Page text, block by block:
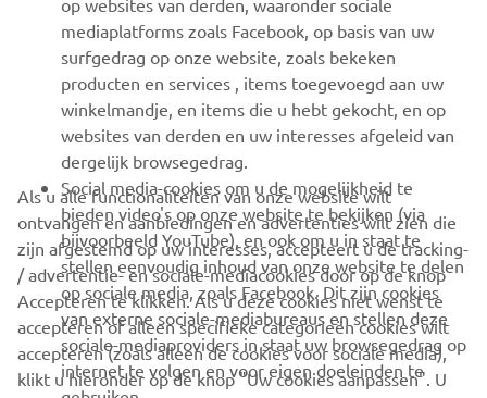
ONDERSTEUNING
NIEUWSBRIEF
Wees de eerste die meer te weten komt over de nieuwste deals,
speciale evenementen, nieuwe producten en nog veel meer
ABONNEREN
Lees ons privacybeleid om te leren hoe we uw persoonlijke
gegevens verwerken:Privacyverklaring
op websites van derden, waaronder sociale
mediaplatforms zoals Facebook, op basis van uw
surfgedrag op onze website, zoals bekeken
producten en services , items toegevoegd aan uw
winkelmandje, en items die u hebt gekocht, en op
websites van derden en uw interesses afgeleid van
dergelijk browsegedrag.
Social media-cookies om u de mogelijkheid te
bieden video's op onze website te bekijken (via
bijvoorbeeld YouTube), en ook om u in staat te
stellen eenvoudig inhoud van onze website te delen
op sociale media, zoals Facebook. Dit zijn cookies
van externe sociale-mediabureaus en stellen deze
sociale-mediaproviders in staat uw browsegedrag op
internet te volgen en voor eigen doeleinden te
Als u alle functionaliteiten van onze website wilt
ontvangen en aanbiedingen en advertenties wilt zien die
zijn afgestemd op uw interesses, accepteert u de tracking-
/ advertentie- en sociale-mediacookies door op de knop
Accepteren te klikken. Als u deze cookies niet wenst te
accepteren of alleen specifieke categorieën cookies wilt
accepteren (zoals alleen de cookies voor sociale media),
klikt u hieronder op de knop "Uw cookies aanpassen". U